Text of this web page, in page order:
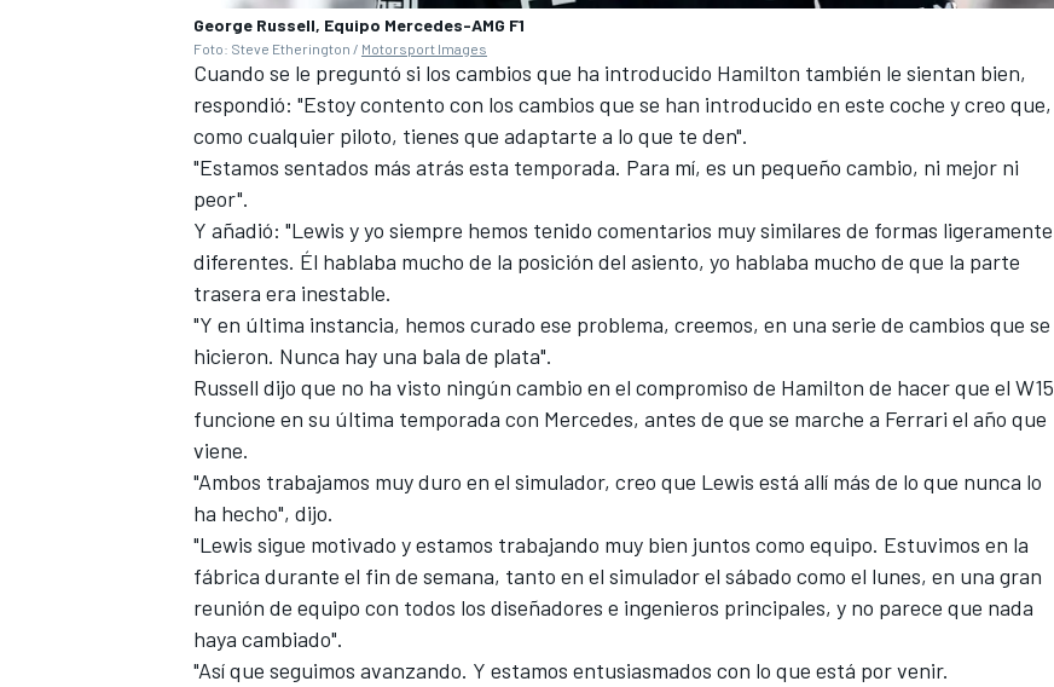
George Russell, Equipo Mercedes-AMG F1
Foto: Steve Etherington / Motorsport Images
Cuando se le preguntó si los cambios que ha introducido Hamilton también le sientan bien,
respondió: "Estoy contento con los cambios que se han introducido en este coche y creo que,
como cualquier piloto, tienes que adaptarte a lo que te den".
"Estamos sentados más atrás esta temporada. Para mí, es un pequeño cambio, ni mejor ni
peor".
Y añadió: "Lewis y yo siempre hemos tenido comentarios muy similares de formas ligeramente
diferentes. Él hablaba mucho de la posición del asiento, yo hablaba mucho de que la parte
trasera era inestable.
"Y en última instancia, hemos curado ese problema, creemos, en una serie de cambios que se
hicieron. Nunca hay una bala de plata".
Russell dijo que no ha visto ningún cambio en el compromiso de Hamilton de hacer que el W15
funcione en su última temporada con Mercedes, antes de que se marche a Ferrari el año que
viene.
"Ambos trabajamos muy duro en el simulador, creo que Lewis está allí más de lo que nunca lo
ha hecho", dijo.
"Lewis sigue motivado y estamos trabajando muy bien juntos como equipo. Estuvimos en la
fábrica durante el fin de semana, tanto en el simulador el sábado como el lunes, en una gran
reunión de equipo con todos los diseñadores e ingenieros principales, y no parece que nada
haya cambiado".
"Así que seguimos avanzando. Y estamos entusiasmados con lo que está por venir.